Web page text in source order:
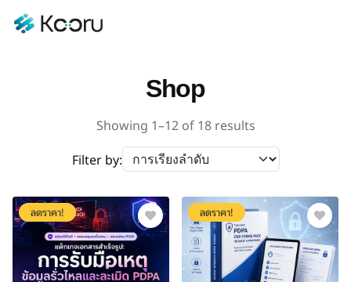
Shop
Showing 1–12of18results
Filter by:
ลดราคา! ลดราคา!